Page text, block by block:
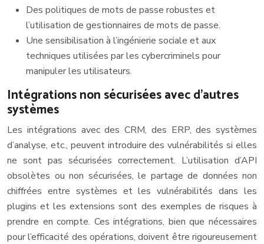
Des politiques de mots de passe robustes et
l’utilisation de gestionnaires de mots de passe.
Une sensibilisation à l’ingénierie sociale et aux
techniques utilisées par les cybercriminels pour
manipuler les utilisateurs.
Intégrations non sécurisées avec d’autres
systèmes
Les intégrations avec des CRM, des ERP, des systèmes
d’analyse, etc., peuvent introduire des vulnérabilités si elles
ne sont pas sécurisées correctement. L’utilisation d’API
obsolètes ou non sécurisées, le partage de données non
chiffrées entre systèmes et les vulnérabilités dans les
plugins et les extensions sont des exemples de risques à
prendre en compte. Ces intégrations, bien que nécessaires
pour l’efficacité des opérations, doivent être rigoureusement